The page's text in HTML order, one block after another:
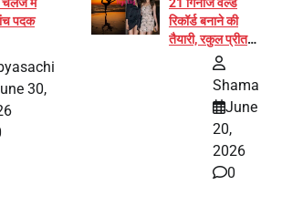
पदक
30,
रिकॉर्ड बनाने की
तैयारी, रकुल प्रीत
और प्रज्ञा जायसवाल
Shama
June
20,
2026
0